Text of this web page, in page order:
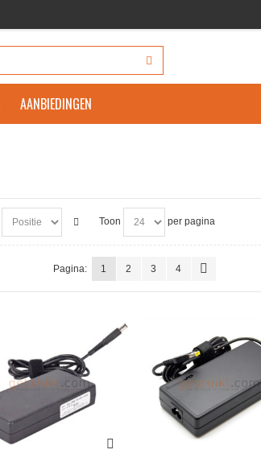
AANBIEDINGEN
Toon per pagina
Pagina: 1 2 3 4